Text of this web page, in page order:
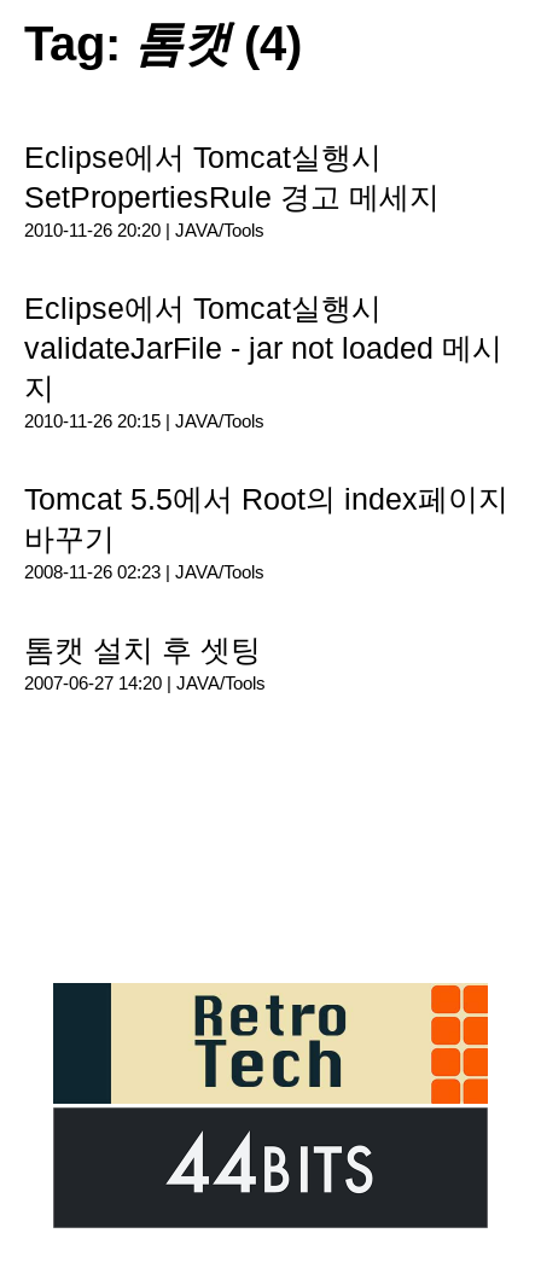
Tag: 톰캣(4)
Eclipse에서 Tomcat실행시
SetPropertiesRule 경고 메세지
2010-11-26 20:20 | JAVA/Tools
Eclipse에서 Tomcat실행시
validateJarFile - jar not loaded 메시
지
2010-11-26 20:15 | JAVA/Tools
Tomcat 5.5에서 Root의 index페이지
바꾸기
2008-11-26 02:23 | JAVA/Tools
톰캣 설치 후 셋팅
2007-06-27 14:20 | JAVA/Tools